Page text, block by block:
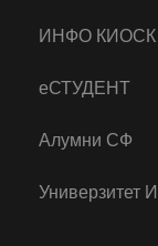
ИНФО КИОСК
еСТУДЕНТ
Алумни СФ
Универзитет